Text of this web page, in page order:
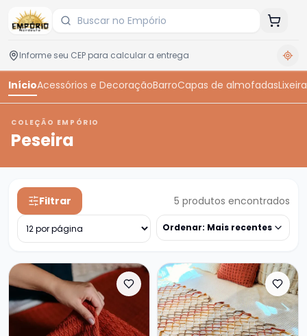
InícioAcessórios e DecoraçãoBarroCapas de almofadasLixeira
COLEÇÃO EMPÓRIO
Peseira
Filtrar 5 produtos encontrados
Ordenar: Mais recentes